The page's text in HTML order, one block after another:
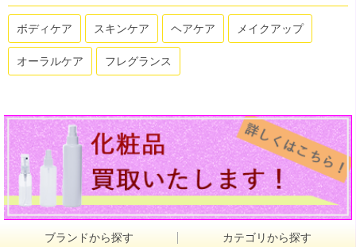
ボディケア スキンケア ヘアケア メイクアップ
オーラルケア フレグランス
ブランドから探す カテゴリから探す